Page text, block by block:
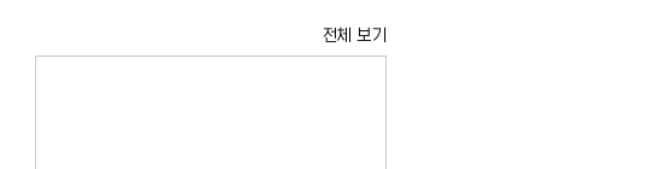
전체 보기